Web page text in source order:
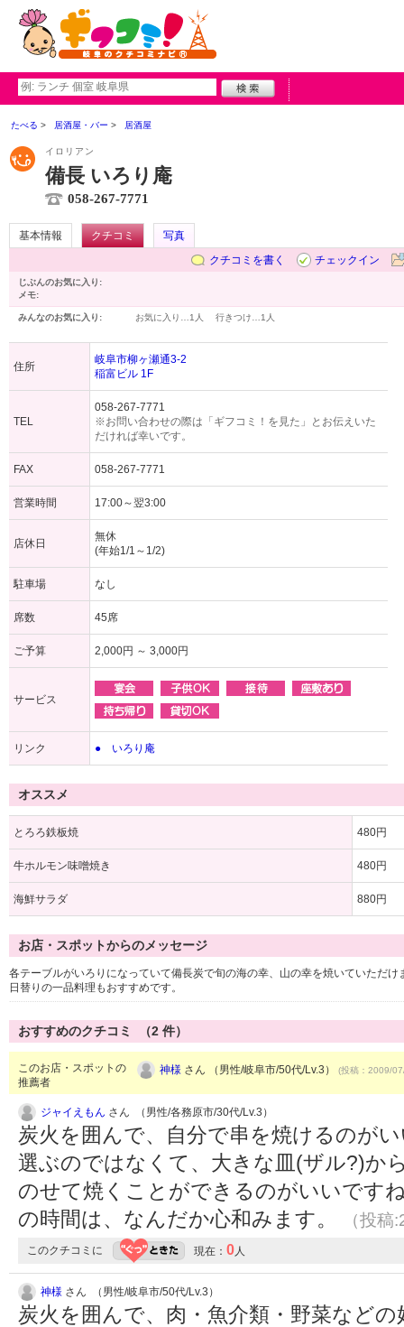
たべる 居酒屋・バー 居酒屋
イロリアン
備長 いろり庵
058-267-7771
基本情報 クチコミ
写真
クチコミを書く
チェックイン
じぶんのお気に入り:
メモ:
みんなのお気に入り: お気に入り… 1人 行きつけ… 1人
住所
岐阜市柳ヶ瀬通3-2
稲富ビル 1F
TEL
058-267-7771
※お問い合わせの際は「ギフコミ！を見た」とお伝えいた
だければ幸いです。
FAX 058-267-7771
営業時間 17:00～翌3:00
店休日
無休
(年始1/1～1/2)
駐車場 なし
席数 45席
ご予算 2,000円 ～ 3,000円
サービス
リンク ● いろり庵
オススメ
とろろ鉄板焼 480円
牛ホルモン味噌焼き 480円
海鮮サラダ 880円
お店・スポットからのメッセージ
各テーブルがいろりになっていて備長炭で旬の海の幸、山の幸を焼いていただけ
日替りの一品料理もおすすめです。
おすすめのクチコミ （2 件）
このお店・スポットの
推薦者
神様 さん （男性/岐阜市/50代/Lv.3） (投稿：2009/
ジャイえもん さん （男性/各務原市/30代/Lv.3）
炭火を囲んで、自分で串を焼けるのが
選ぶのではなくて、大きな皿(ザル?)か
のせて焼くことができるのがいいです
の時間は、なんだか心和みます。
（投
このクチコミに 現在： 0人
神様 さん （男性/岐阜市/50代/Lv.3）
炭火を囲んで、肉・魚介類・野菜など